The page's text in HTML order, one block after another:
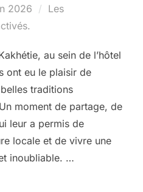
2026
Les
au sein de l’hôtel
ont eu le plaisir de
traditions
moment de partage, de
leur a permis de
locale et de vivre une
inoubliable. …